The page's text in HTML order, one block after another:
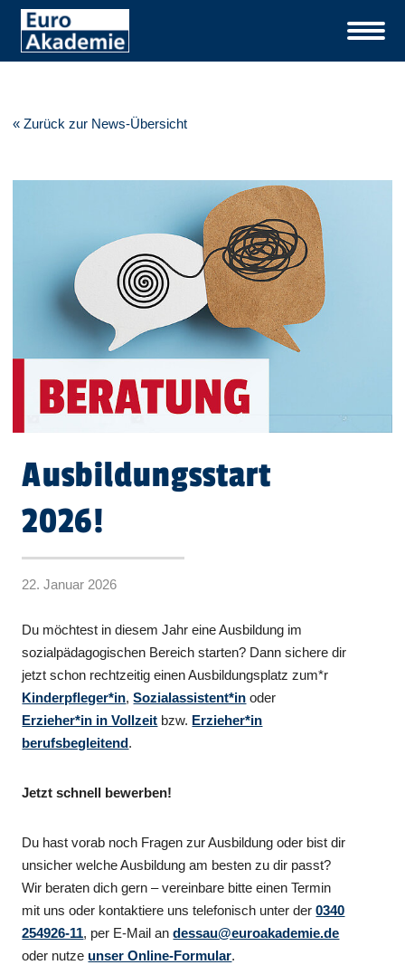
« Zurück zur News-Übersicht
Ausbildungsstart
2026!
22. Januar 2026
Du möchtest in diesem Jahr eine Ausbildung im
sozialpädagogischen Bereich starten? Dann sichere dir
jetzt schon rechtzeitig einen Ausbildungsplatz zum*r
Kinderpfleger*in,Sozialassistent*in oder
Erzieher*in in Vollzeit bzw. Erzieher*in
berufsbegleitend.
Jetzt schnell bewerben!
Du hast vorab noch Fragen zur Ausbildung oder bist dir
unsicher welche Ausbildung am besten zu dir passt?
Wir beraten dich gern – vereinbare bitte einen Termin
mit uns oder kontaktiere uns telefonisch unter der0340
254926-11, per E-Mail andessau@euroakademie.de
oder nutze unser Online-Formular.